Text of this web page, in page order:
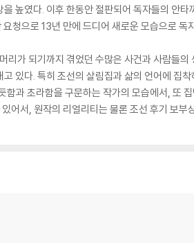
높였다. 이후 한동안 절판되어 독자들의 안타
요청으로 13년 만에 드디어 새로운 모습으로 독
리가 되기까지 겪었던 수많은 사건과 사람들
있다. 특히 조선의 살림집과 삶의 언어에 집
과 초라함을 구문하는 작가의 모습에서, 또
어서, 원작의 리얼리티는 물론 조선 후기 보